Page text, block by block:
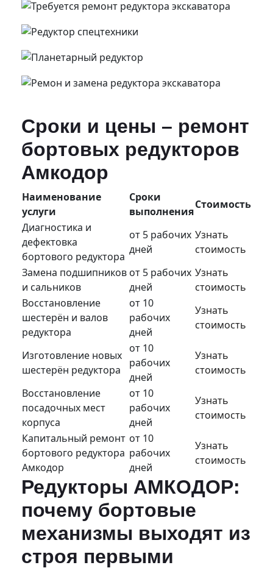
Сроки и цены – ремонт
бортовых редукторов
Амкодор
Наименование
услуги
Сроки
выполнения
Стоимость
Диагностика и
дефектовка
бортового редуктора
от 5 рабочих
дней
Узнать
стоимость
Замена подшипников
и сальников
от 5 рабочих
дней
Узнать
стоимость
Восстановление
шестерён и валов
редуктора
от 10
рабочих
дней
Узнать
стоимость
Изготовление новых
шестерён редуктора
от 10
рабочих
дней
Узнать
стоимость
Восстановление
посадочных мест
корпуса
от 10
рабочих
дней
Узнать
стоимость
Капитальный ремонт
бортового редуктора
Амкодор
от 10
рабочих
дней
Узнать
стоимость
Редукторы АМКОДОР:
почему бортовые
механизмы выходят из
строя первыми